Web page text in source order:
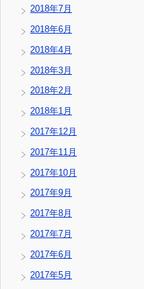
2018年7月
2018年6月
2018年4月
2018年3月
2018年2月
2018年1月
2017年12月
2017年11月
2017年10月
2017年9月
2017年8月
2017年7月
2017年6月
2017年5月